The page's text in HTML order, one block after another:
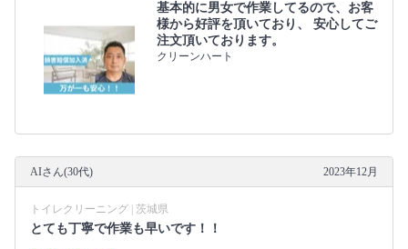
基本的に男女で作業してるので、お客
様から好評を頂いており、 安心してご
注文頂いております。
クリーンハート
AIさん(30代) 2023年12月
トイレクリーニング | 茨城県
とても丁寧で作業も早いです！！